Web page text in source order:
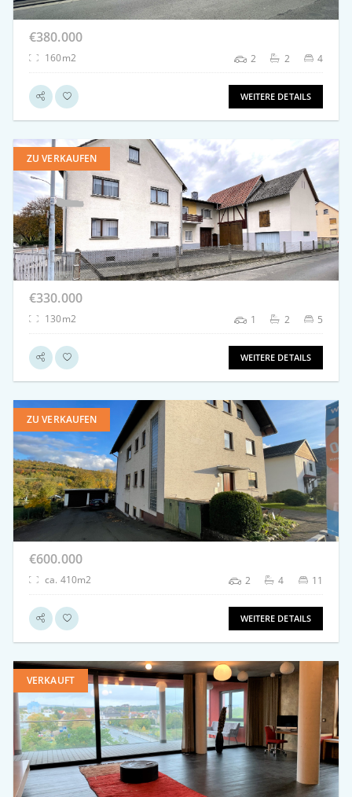
€380.000
160m2 2 2 4
WEITERE DETAILS
ZU VERKAUFEN
weitere Details
€330.000
130m2 1 2 5
WEITERE DETAILS
ZU VERKAUFEN
weitere Details
€600.000
ca. 410m2 2 4 11
WEITERE DETAILS
VERKAUFT
weitere Details